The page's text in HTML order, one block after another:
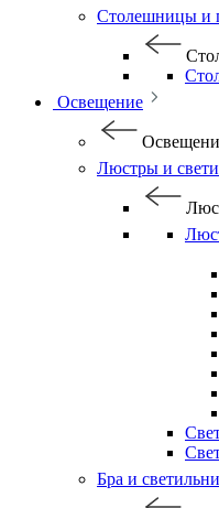
Столешницы и
Освещение
Люстры и
Бра и